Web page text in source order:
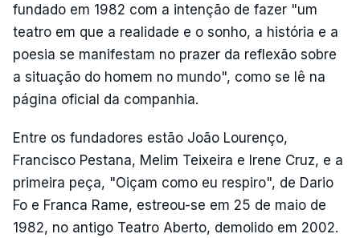
fundado em 1982 com a intenção de fazer "um
teatro em que a realidade e o sonho, a história e a
poesia se manifestam no prazer da reflexão sobre
a situação do homem no mundo", como se lê na
página oficial da companhia.
Entre os fundadores estão João Lourenço,
Francisco Pestana, Melim Teixeira e Irene Cruz, e a
primeira peça, "Oiçam como eu respiro", de Dario
Fo e Franca Rame, estreou-se em 25 de maio de
1982, no antigo Teatro Aberto, demolido em 2002.